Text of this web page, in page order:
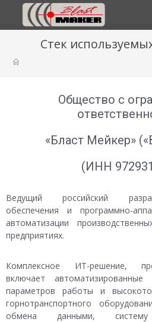
Стек
Общество с
«Бласт Мейкер»
(ИНН
Ведущий российский
обеспечения и программно-
автоматизации
предприятиях.
Комплексное ИТ-решение,
включает
параметров работы и
горнотранспортного
обмена данными, систему